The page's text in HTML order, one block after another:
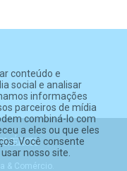
& Comércio.
conteúdo e
social e analisar
informações
parceiros de mídia
combiná-lo com
a eles ou que eles
Você consente
nosso site.